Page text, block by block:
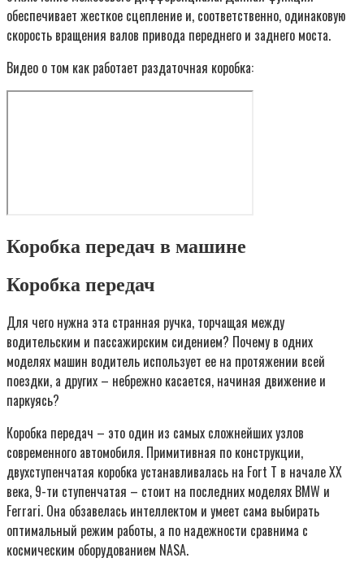
обеспечивает жесткое сцепление и, соответственно, одинаковую
скорость вращения валов привода переднего и заднего моста.
Видео о том как работает раздаточная коробка:
Коробка передач в машине
Коробка передач
Для чего нужна эта странная ручка, торчащая между
водительским и пассажирским сидением? Почему в одних
моделях машин водитель использует ее на протяжении всей
поездки, а других – небрежно касается, начиная движение и
паркуясь?
Коробка передач – это один из самых сложнейших узлов
современного автомобиля. Примитивная по конструкции,
двухступенчатая коробка устанавливалась на Fort T в начале XX
века, 9-ти ступенчатая – стоит на последних моделях BMW и
Ferrari. Она обзавелась интеллектом и умеет сама выбирать
оптимальный режим работы, а по надежности сравнима с
космическим оборудованием NASA.